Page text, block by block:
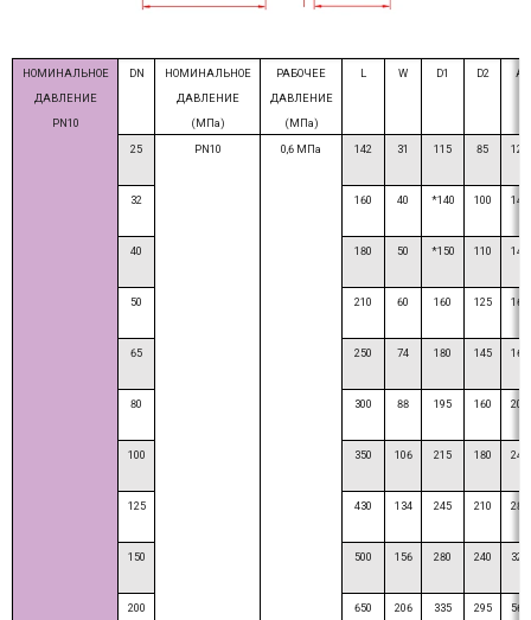
НОМИНАЛЬНОЕ
ДАВЛЕНИЕ
PN10
DN
НОМИНАЛЬНОЕ
ДАВЛЕНИЕ
(МПа)
РАБОЧЕЕ
ДАВЛЕНИЕ
(МПа)
L W D1 D2 A
25 PN10 0,6 МПа 142 31 115 85 120
32 160 40 *140 100 140
40 180 50 *150 110 140
50 210 60 160 125 160
65 250 74 180 145 160
80 300 88 195 160 200
100 350 106 215 180 240
125 430 134 245 210 280
150 500 156 280 240 320
200 650 206 335 295 560